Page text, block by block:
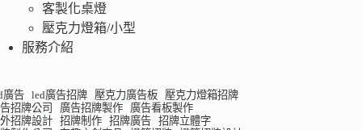
客製化桌燈
壓克力燈箱/小型
服務介紹
廣告 led廣告招牌 壓克力廣告板
壓克力燈箱招牌
招牌公司
廣告招牌製作
廣告看板製作
招牌設計
招牌制作 招牌廣告
招牌立體字